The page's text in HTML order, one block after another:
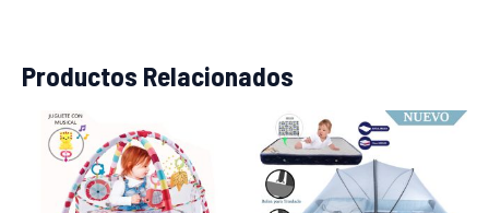
Productos Relacionados
precio
original
era:
S/199.00.
es:
S/119.00.
El
precio
original
era:
S/499.00.
El
S/